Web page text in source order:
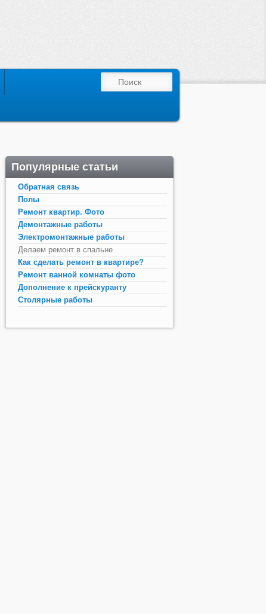
ПОИСК
Популярные статьи
Обратная связь
Полы
Ремонт квартир. Фото
Демонтажные работы
Электромонтажные работы
Делаем ремонт в спальне
Как сделать ремонт в квартире?
Ремонт ванной комнаты фото
Дополнение к прейскуранту
Столярные работы